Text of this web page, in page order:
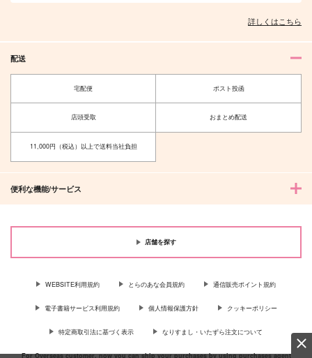
詳しくはこちら
配送
宅配便 ポスト投函
店頭受取 おまとめ配送
11,000円（税込）以上で送料当社負担
便利な機能/サービス
店舗を探す
WEBSITE利用規約 とらのあな会員規約 通信販売ポイント規約
電子書籍サービス利用規約 個人情報保護方針 クッキーポリシー
特定商取引法に基づく表示 なりすまし・いたずら注文について
For Overseas customer, now you can ship your purchases by using purchases agent